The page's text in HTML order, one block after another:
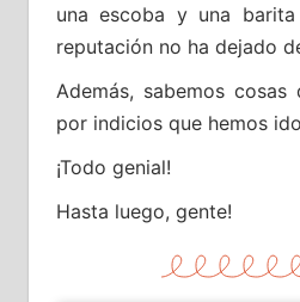
una escoba y una
reputación no ha dejado
Además, sabemos
por indicios que hemos
¡Todo genial!
Hasta luego, gente!